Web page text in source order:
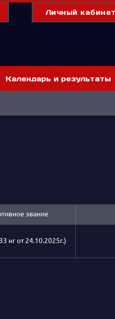
Личный кабинет
Календарь и результаты
звание
нг от 24.10.2025г.)